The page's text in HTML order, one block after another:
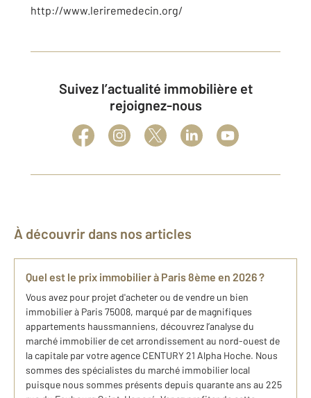
http://www.leriremedecin.org/
Suivez l’actualité immobilière et
rejoignez-nous
À découvrir dans nos articles
Quel est le prix immobilier à Paris 8ème en 2026 ?​
Vous avez pour projet d'acheter ou de vendre un bien
immobilier à Paris 75008, marqué par de magnifiques
appartements haussmanniens, découvrez ​l’analyse du
marché​ immobilier de cet arrondissement au nord-ouest de
la capitale par votre agence CENTURY 21 Alpha Hoche. Nous
sommes des spécialistes du marché immobilier local
puisque nous sommes présents depuis quarante ans au 225